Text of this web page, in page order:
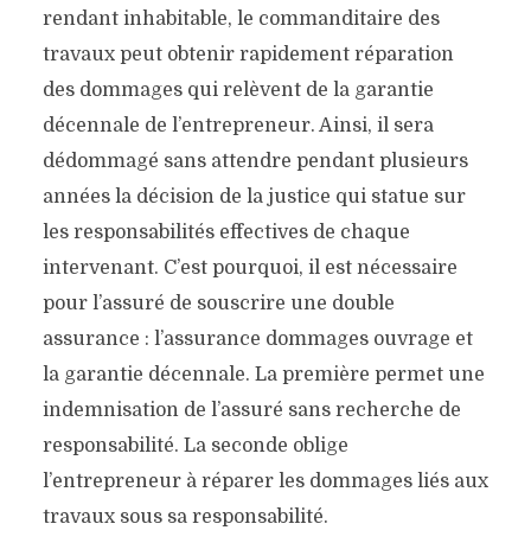
DANS QUEL CAS
L’ASSURANCE
DOMMAGES OUVRAGE
rendant inhabitable, le commanditaire des
travaux peut obtenir rapidement réparation
des dommages qui relèvent de la garantie
décennale de l’entrepreneur. Ainsi, il sera
dédommagé sans attendre pendant plusieurs
années la décision de la justice qui statue sur
les responsabilités effectives de chaque
intervenant. C’est pourquoi, il est nécessaire
pour l’assuré de souscrire une double
assurance : l’assurance dommages ouvrage et
la garantie décennale. La première permet une
indemnisation de l’assuré sans recherche de
responsabilité. La seconde oblige
l’entrepreneur à réparer les dommages liés aux
travaux sous sa responsabilité.